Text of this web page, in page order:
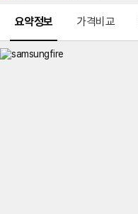
요약정보 가격비교